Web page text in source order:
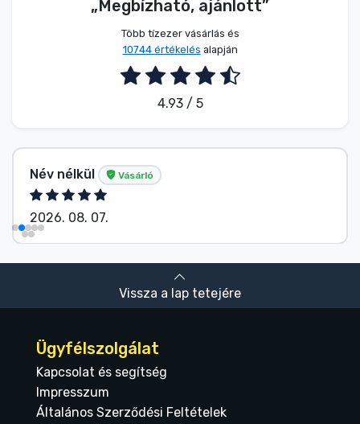
„Megbízható, ajánlott”
Több tízezer vásárlás és
10744 értékelés alapján
4.93 / 5
G. Gábor Vásárló
2026. 08. 07.
Vissza a lap tetejére
Ügyfélszolgálat
Kapcsolat és segítség
Impresszum
Általános Szerződési Feltételek